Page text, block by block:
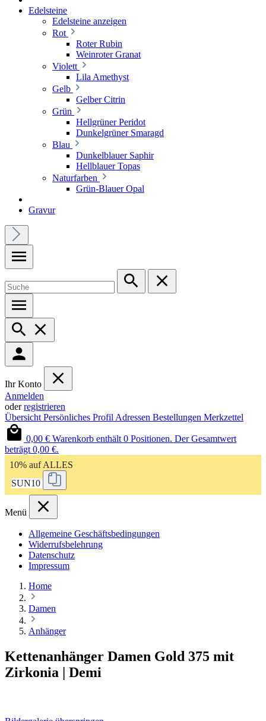
Edelsteine
Edelsteine anzeigen
Rot
Roter Rubin
Weinroter Granat
Violett
Lila Amethyst
Gelb
Gelber Citrin
Grün
Hellgrüner Peridot
Dunkelgrüner Smaragd
Blau
Dunkelblauer Saphir
Hellblauer Topas
Naturfarben
Grün-Blauer Opal
Gravur
Ihr Konto
Anmelden
oderregistrieren
Übersicht Persönliches Profil Adressen Bestellungen Merkzettel
0,00 € Warenkorb enthält 0 Positionen. Der Gesamtwert
beträgt 0,00 €.
10% auf ALLES
SUN10
Menü
Allgemeine Geschäftsbedingungen
Widerrufsbelehrung
Datenschutz
Impressum
Home
Damen
Anhänger
Kettenanhänger Damen Gold 375 mit
Zirkonia | Demi